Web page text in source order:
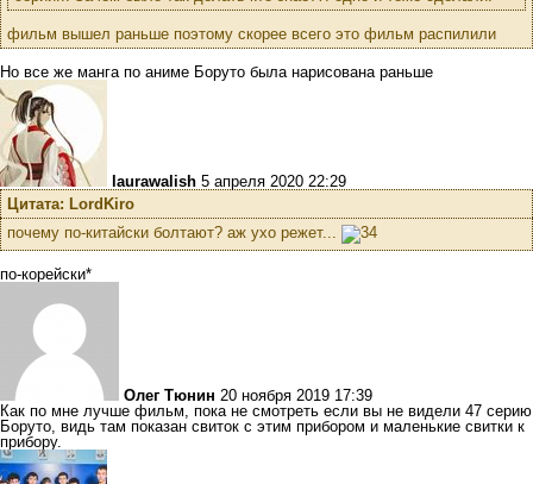
фильм вышел раньше поэтому скорее всего это фильм распилили
Но все же манга по аниме Боруто была нарисована раньше
laurawalish 5 апреля 2020 22:29
Цитата: LordKiro
почему по-китайски болтают? аж ухо режет...
по-корейски*
Олег Тюнин 20 ноября 2019 17:39
Как по мне лучше фильм, пока не смотреть если вы не видели 47 серию
Боруто, видь там показан свиток с этим прибором и маленькие свитки к
прибору.